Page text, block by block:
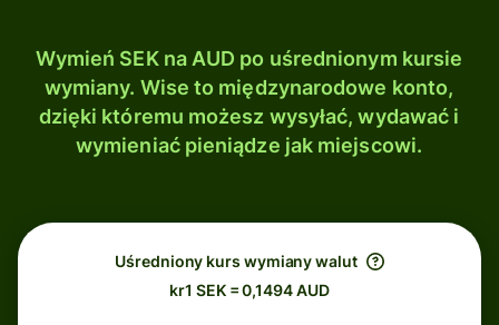
Wymień SEK na AUD po uśrednionym kursie
wymiany. Wise to międzynarodowe konto,
dzięki któremu możesz wysyłać, wydawać i
wymieniać pieniądze jak miejscowi.
Uśredniony kurs wymiany walut
kr1 SEK = 0,1494 AUD